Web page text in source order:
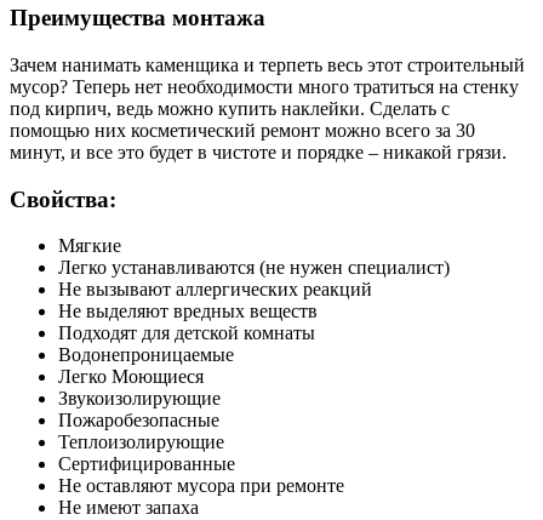
Преимущества монтажа
Зачем нанимать каменщика и терпеть весь этот строительный
мусор? Теперь нет необходимости много тратиться на стенку
под кирпич, ведь можно купить наклейки. Сделать с
помощью них косметический ремонт можно всего за 30
минут, и все это будет в чистоте и порядке – никакой грязи.
Свойства:
Мягкие
Легко устанавливаются (не нужен специалист)
Не вызывают аллергических реакций
Не выделяют вредных веществ
Подходят для детской комнаты
Водонепроницаемые
Легко Моющиеся
Звукоизолирующие
Пожаробезопасные
Теплоизолирующие
Сертифицированные
Не оставляют мусора при ремонте
Не имеют запаха